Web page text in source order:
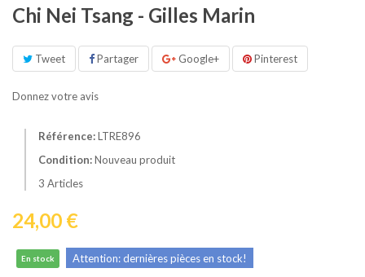
Chi Nei Tsang - Gilles Marin
Tweet Partager Google+ Pinterest
Donnez votre avis
Référence:LTRE896
Condition:Nouveau produit
3 Articles
24,00 €
En stock Attention: dernières pièces en stock!